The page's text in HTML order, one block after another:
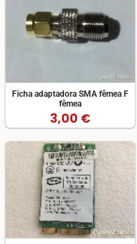
Ficha adaptadora SMA fêmea F
fêmea
3,00 €